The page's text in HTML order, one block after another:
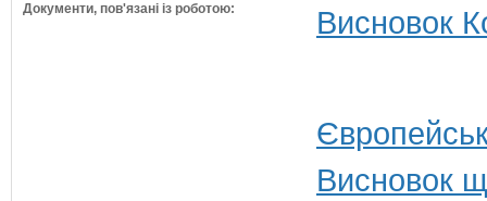
Документи, пов'язані із роботою: Висновок
Висновок